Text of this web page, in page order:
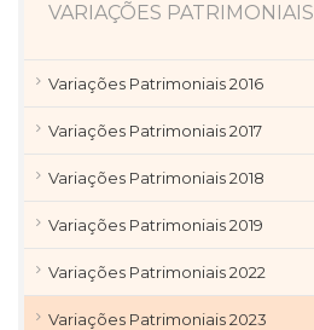
VARIAÇÕES PATRIMONIAIS
Variações Patrimoniais 2016
Variações Patrimoniais 2017
Variações Patrimoniais 2018
Variações Patrimoniais 2019
Variações Patrimoniais 2022
Variações Patrimoniais 2023